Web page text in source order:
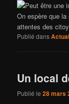
On espère que
attentes des
Publié dans
Un local
Publié le28 mars